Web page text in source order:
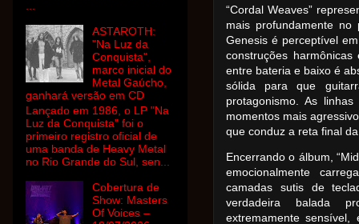
“Cordal Weaves”
mais profundamente no
Genesis é perceptível
construções
entre bateria e baixo é
sólida para que
protagonismo. As
momentos mais
que conduz a reta final
Encerrando o álbum,
emocionalmente
camadas sutis de
verdadeira balada
extremamente sensível,
ASTAROTH:
"Na Luz da
Conquista",
marco inicial do
Metal Gaúcho,
ganhará versão em CD
Lançado em 1986, o LP "Na
Luz da Conquista" foi o
primeiro registro oficial de
uma banda de Heavy Metal
no Rio Grande do Sul, sen...
Cobertura de
Show: Masters
Of Voices –